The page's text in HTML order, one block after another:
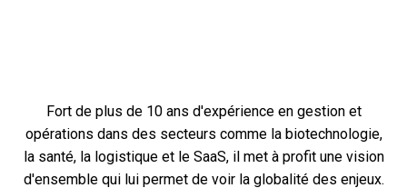
Fort de plus de 10 ans d'expérience en gestion et
opérations dans des secteurs comme la biotechnologie,
la santé, la logistique et le SaaS, il met à profit une vision
d'ensemble qui lui permet de voir la globalité des enjeux.